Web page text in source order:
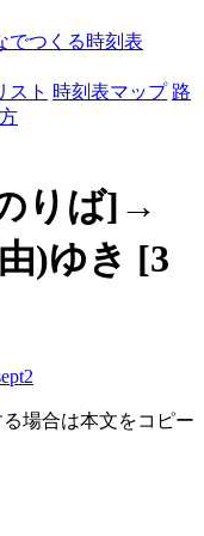
でつくる時刻表
スト 時刻表マップ 路
りば]→
)ゆき [3
場合は本文をコピー